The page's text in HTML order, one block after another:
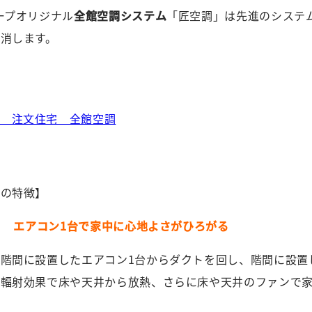
プオリジナル全館空調システム 「匠空調」は先進のシス
します。
特徴】
エアコン1台で家中に心地よさがひろがる
間に設置したエアコン1台からダクトを回し、階間に設
射効果で床や天井から放熱、さらに床や天井のファンで